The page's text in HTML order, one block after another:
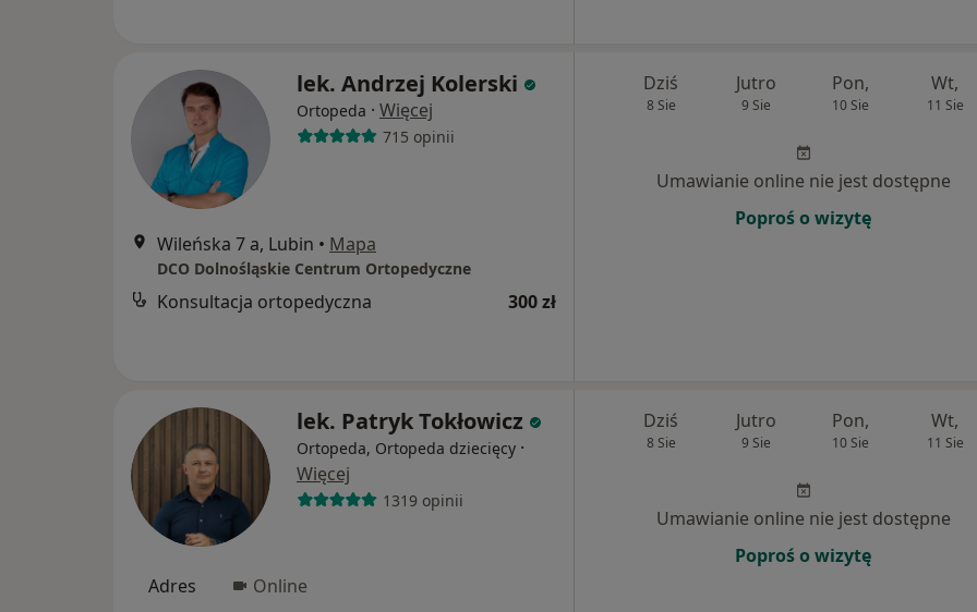
lek. Andrzej Kolerski
Ortopeda · Więcej
715 opinii
Wileńska 7 a, Lubin • Mapa
DCO Dolnośląskie Centrum Ortopedyczne
Konsultacja ortopedyczna 300 zł
Dziś
8 Sie
Jutro
9 Sie
Pon,
10 Sie
Wt,
11 Sie
Umawianie online nie jest dostępne
Poproś o wizytę
lek. Patryk Tokłowicz
Ortopeda, Ortopeda dziecięcy ·
Więcej
1319 opinii
Adres Online
Dziś
8 Sie
Jutro
9 Sie
Pon,
10 Sie
Wt,
11 Sie
Umawianie online nie jest dostępne
Poproś o wizytę